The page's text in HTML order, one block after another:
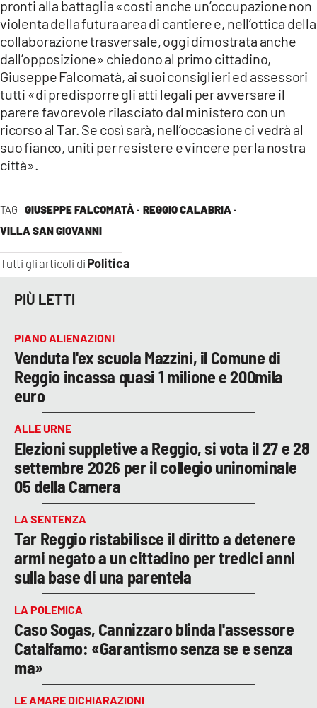
TAG GIUSEPPE FALCOMATÀ · REGGIO CALABRIA ·
VILLA SAN GIOVANNI
Tutti gli articoli di Politica
pronti alla battaglia «costi anche un’occupazione non
violenta della futura area di cantiere e, nell’ottica della
collaborazione trasversale, oggi dimostrata anche
dall’opposizione» chiedono al primo cittadino,
Giuseppe Falcomatà, ai suoi consiglieri ed assessori
tutti «di predisporre gli atti legali per avversare il
parere favorevole rilasciato dal ministero con un
ricorso al Tar. Se così sarà, nell’occasione ci vedrà al
suo fianco, uniti per resistere e vincere per la nostra
città».
PIÙ LETTI
PIANO ALIENAZIONI
Venduta l'ex scuola Mazzini, il Comune di
Reggio incassa quasi 1 milione e 200mila
euro
ALLE URNE
Elezioni suppletive a Reggio, si vota il 27 e 28
settembre 2026 per il collegio uninominale
05 della Camera
LA SENTENZA
Tar Reggio ristabilisce il diritto a detenere
armi negato a un cittadino per tredici anni
sulla base di una parentela
LA POLEMICA
Caso Sogas, Cannizzaro blinda l'assessore
Catalfamo: «Garantismo senza se e senza
ma»
LE AMARE DICHIARAZIONI